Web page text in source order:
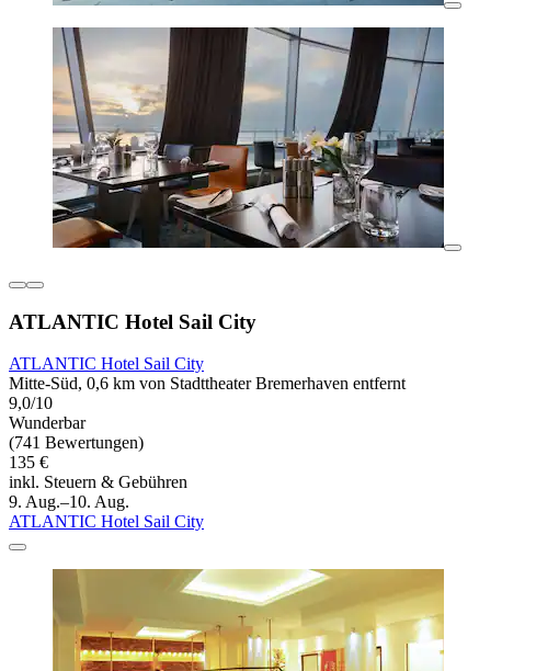
ATLANTIC Hotel Sail City
ATLANTIC Hotel Sail City
Mitte-Süd, 0,6 km von Stadttheater Bremerhaven entfernt
9,0/10
Wunderbar
(741 Bewertungen)
135 €
inkl. Steuern & Gebühren
9. Aug.–10. Aug.
ATLANTIC Hotel Sail City